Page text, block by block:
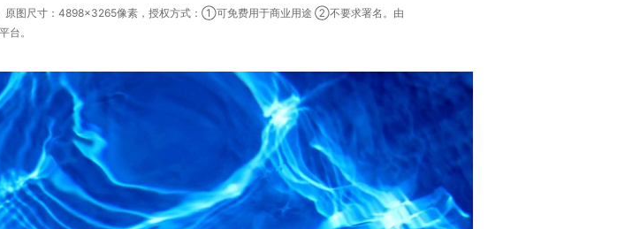
原图尺寸：4898×3265像素，授权方式：①可免费用于商业用途 ②不要求署名。由
台。